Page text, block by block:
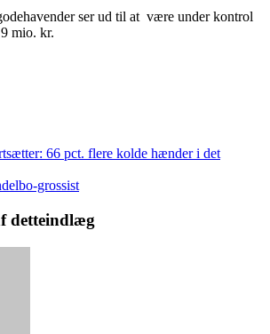
ser ud til at være under kontrol
mio. kr.
66 pct. flere kolde hænder i det
grossist
detteindlæg